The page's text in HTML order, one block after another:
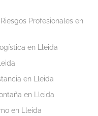
Profesionales en
en Lleida
en Lleida
en Lleida
en Lleida